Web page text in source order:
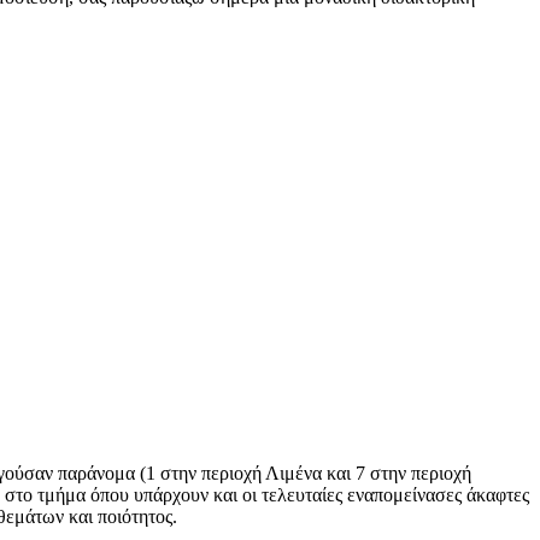
παράνομα (1 στην περιοχή Λιμένα και 7 στην περιοχή
τμήμα όπου υπάρχουν και οι τελευταίες εναπομείνασες άκαφτες
και ποιότητος.